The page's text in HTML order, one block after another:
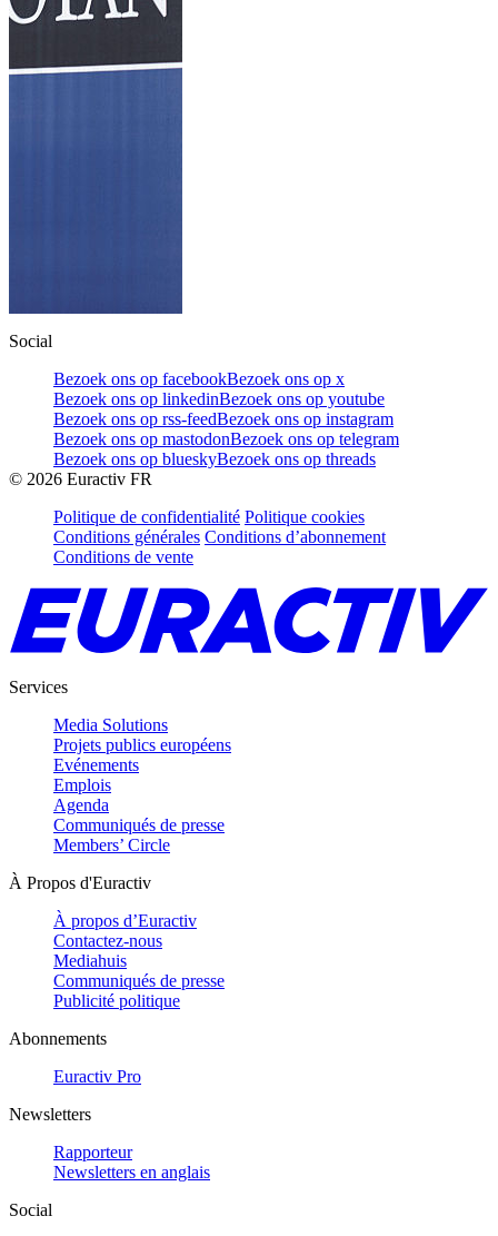
Social
Bezoek ons op facebookBezoek ons op x
Bezoek ons op linkedinBezoek ons op youtube
Bezoek ons op rss-feedBezoek ons op instagram
Bezoek ons op mastodonBezoek ons op telegram
Bezoek ons op blueskyBezoek ons op threads
© 2026 Euractiv FR
Politique de confidentialité Politique cookies
Conditions générales Conditions d’abonnement
Conditions de vente
Services
Media Solutions
Projets publics européens
Evénements
Emplois
Agenda
Communiqués de presse
Members’ Circle
À Propos d'Euractiv
À propos d’Euractiv
Contactez-nous
Mediahuis
Communiqués de presse
Publicité politique
Abonnements
Euractiv Pro
Newsletters
Rapporteur
Newsletters en anglais
Social